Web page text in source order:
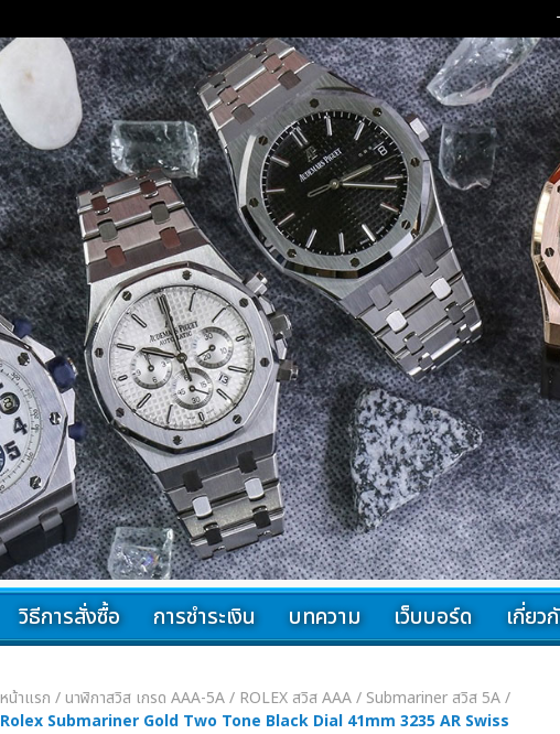
วิธีการสั่งซื้อ การชำระเงิน บทความ เว็บบอร์ด เกี่ยว
หน้าแรก / นาฬิกาสวิส เกรด AAA-5A/ ROLEX สวิส AAA/ Submariner สวิส 5A/
Rolex Submariner Gold Two Tone Black Dial 41mm 3235 AR Swiss